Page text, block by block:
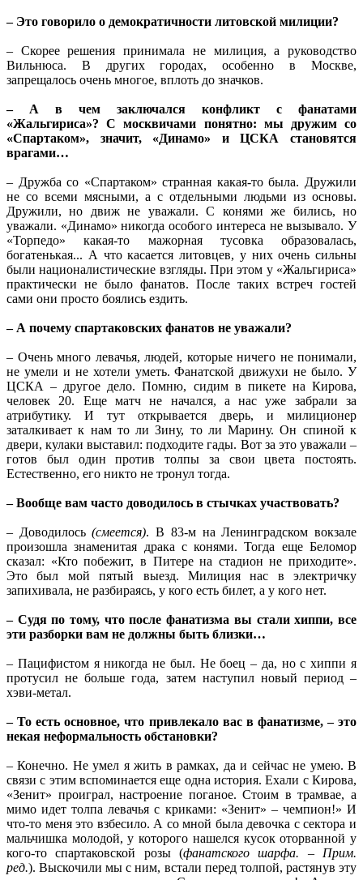
– Это говорило о демократичности литовской милиции?
– Скорее решения принимала не милиция, а руководство
Вильнюса. В других городах, особенно в Москве,
запрещалось очень многое, вплоть до значков.
– А в чем заключался конфликт с фанатами
«Жальгириса»? С москвичами понятно: мы дружим со
«Спартаком», значит, «Динамо» и ЦСКА становятся
врагами…
– Дружба со «Спартаком» странная какая-то была. Дружили
не со всеми мясными, а с отдельными людьми из основы.
Дружили, но движ не уважали. С конями же бились, но
уважали. «Динамо» никогда особого интереса не вызывало. У
«Торпедо» какая-то мажорная тусовка образовалась,
богатенькая... А что касается литовцев, у них очень сильны
были националистические взгляды. При этом у «Жальгириса»
практически не было фанатов. После таких встреч гостей
сами они просто боялись ездить.
– А почему спартаковских фанатов не уважали?
– Очень много левачья, людей, которые ничего не понимали,
не умели и не хотели уметь. Фанатской движухи не было. У
ЦСКА – другое дело. Помню, сидим в пикете на Кирова,
человек 20. Еще матч не начался, а нас уже забрали за
атрибутику. И тут открывается дверь, и милиционер
заталкивает к нам то ли Зину, то ли Марину. Он спиной к
двери, кулаки выставил: подходите гады. Вот за это уважали –
готов был один против толпы за свои цвета постоять.
Естественно, его никто не тронул тогда.
– Вообще вам часто доводилось в стычках участвовать?
– Доводилось(смеется). В 83-м на Ленинградском вокзале
произошла знаменитая драка с конями. Тогда еще Беломор
сказал: «Кто побежит, в Питере на стадион не приходите».
Это был мой пятый выезд. Милиция нас в электричку
запихивала, не разбираясь, у кого есть билет, а у кого нет.
– Судя по тому, что после фанатизма вы стали хиппи, все
эти разборки вам не должны быть близки…
– Пацифистом я никогда не был. Не боец – да, но с хиппи я
протусил не больше года, затем наступил новый период –
хэви-метал.
– То есть основное, что привлекало вас в фанатизме, – это
некая неформальность обстановки?
– Конечно. Не умел я жить в рамках, да и сейчас не умею. В
связи с этим вспоминается еще одна история. Ехали с Кирова,
«Зенит» проиграл, настроение поганое. Стоим в трамвае, а
мимо идет толпа левачья с криками: «Зенит» – чемпион!» И
что-то меня это взбесило. А со мной была девочка с сектора и
мальчишка молодой, у которого нашелся кусок оторванной у
кого-то спартаковской розы (фанатского шарфа. – Прим.
ред.). Выскочили мы с ним, встали перед толпой, растянув эту